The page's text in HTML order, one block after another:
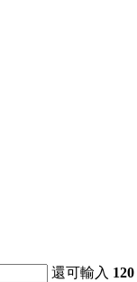
還可輸入 120